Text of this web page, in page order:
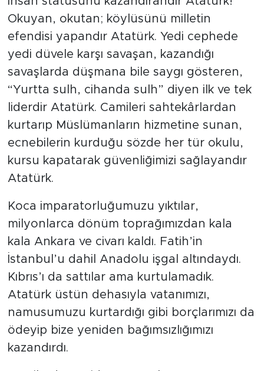
Okuyan, okutan; köylüsünü milletin
efendisi yapandır Atatürk. Yedi cephede
yedi düvele karşı savaşan, kazandığı
savaşlarda düşmana bile saygı gösteren,
“Yurtta sulh, cihanda sulh” diyen ilk ve tek
liderdir Atatürk. Camileri sahtekârlardan
kurtarıp Müslümanların hizmetine sunan,
ecnebilerin kurduğu sözde her tür okulu,
kursu kapatarak güvenliğimizi sağlayandır
Atatürk.
Koca imparatorluğumuzu yıktılar,
milyonlarca dönüm toprağımızdan kala
kala Ankara ve civarı kaldı. Fatih’in
İstanbul’u dahil Anadolu işgal altındaydı.
Kıbrıs’ı da sattılar ama kurtulamadık.
Atatürk üstün dehasıyla vatanımızı,
namusumuzu kurtardığı gibi borçlarımızı da
ödeyip bize yeniden bağımsızlığımızı
kazandırdı.